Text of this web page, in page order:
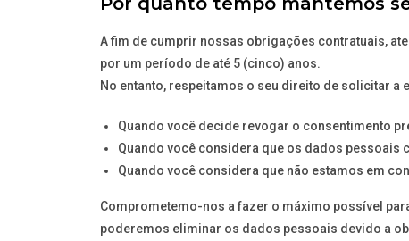
A fim de cumprir nossas obrigações contratuais,
por um período de até 5 (cinco) anos.
No entanto, respeitamos o seu direito de solicitar
Quando você decide revogar o consentimento
Quando você considera que os dados
Quando você considera que não estamos em
Comprometemo-nos a fazer o máximo possível
poderemos eliminar os dados pessoais devido a